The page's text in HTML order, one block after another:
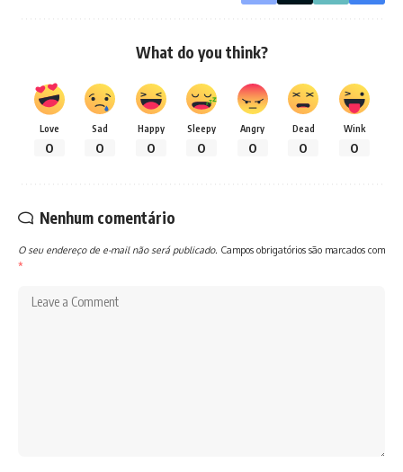
What do you think?
Love
0
Sad
0
Happy
0
Sleepy
0
Angry
0
Dead
0
Wink
0
Nenhum comentário
O seu endereço de e-mail não será publicado. Campos obrigatórios são marcados com
*